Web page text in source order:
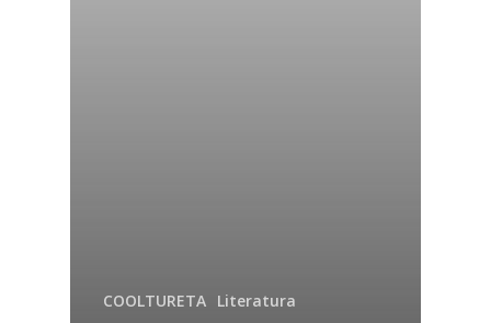
COOLTURETA Literatura